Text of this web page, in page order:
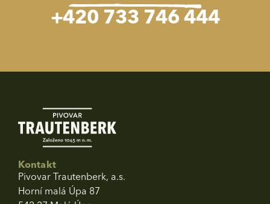
+420 733 746 444
Kontakt
Pivovar Trautenberk, a.s.
Horní malá Úpa 87